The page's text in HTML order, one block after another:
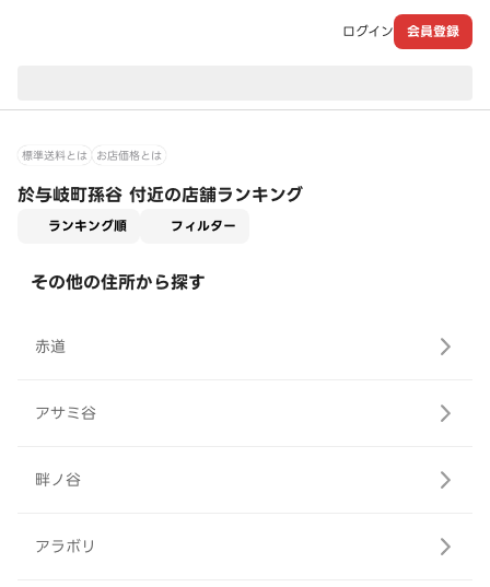
ログイン 会員登録
標準送料とは お店価格とは
於与岐町孫谷 付近の店舗ランキング
ランキング順 フィルター
その他の住所から探す
赤道
アサミ谷
畔ノ谷
アラボリ